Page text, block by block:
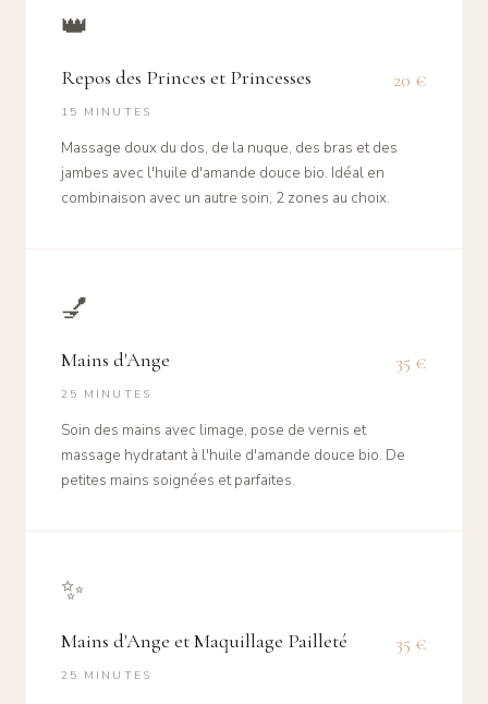
👑
Repos des Princes et Princesses 20 €
15 MINUTES
Massage doux du dos, de la nuque, des bras et des
jambes avec l'huile d'amande douce bio. Idéal en
combinaison avec un autre soin, 2 zones au choix.
💅
Mains d'Ange 35 €
25 MINUTES
Soin des mains avec limage, pose de vernis et
massage hydratant à l'huile d'amande douce bio. De
petites mains soignées et parfaites.
✨
Mains d'Ange et Maquillage Pailleté 35 €
25 MINUTES